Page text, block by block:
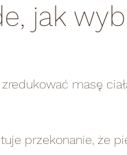
jak
masę
przekonanie, że